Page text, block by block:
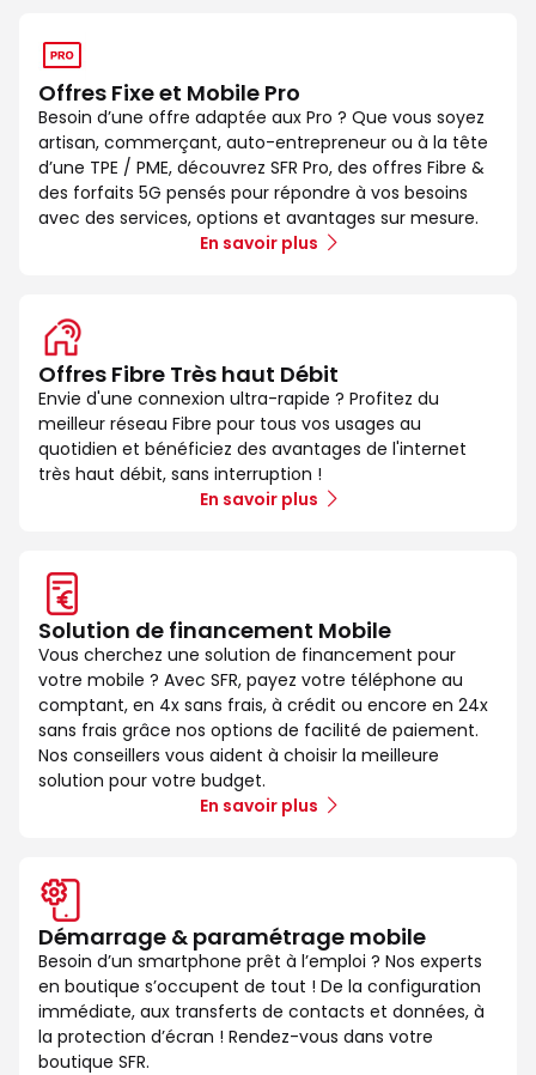
Offres Fixe et Mobile Pro
Besoin d’une offre adaptée aux Pro ? Que vous soyez
artisan, commerçant, auto-entrepreneur ou à la tête
d’une TPE / PME, découvrez SFR Pro, des offres Fibre &
des forfaits 5G pensés pour répondre à vos besoins
avec des services, options et avantages sur mesure.
En savoir plus
Offres Fibre Très haut Débit
Envie d'une connexion ultra-rapide ? Profitez du
meilleur réseau Fibre pour tous vos usages au
quotidien et bénéficiez des avantages de l'internet
très haut débit, sans interruption !
En savoir plus
Solution de financement Mobile
Vous cherchez une solution de financement pour
votre mobile ? Avec SFR, payez votre téléphone au
comptant, en 4x sans frais, à crédit ou encore en 24x
sans frais grâce nos options de facilité de paiement.
Nos conseillers vous aident à choisir la meilleure
solution pour votre budget.
En savoir plus
Démarrage & paramétrage mobile
Besoin d’un smartphone prêt à l’emploi ? Nos experts
en boutique s’occupent de tout ! De la configuration
immédiate, aux transferts de contacts et données, à
la protection d’écran ! Rendez-vous dans votre
boutique SFR.